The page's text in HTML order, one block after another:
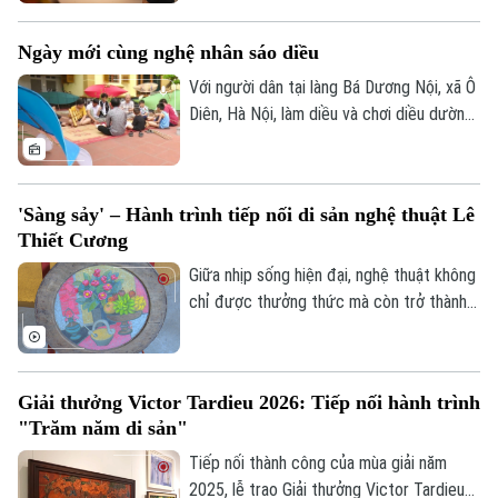
Điện ảnh
Thời trang
Âm nhạc
mỹ thuật Việt Nam là sơn mài và giấy dó.
Ngày mới cùng nghệ nhân sáo diều
Với người dân tại làng Bá Dương Nội, xã Ô
Diên, Hà Nội, làm diều và chơi diều dường
công lao của Nghệ nhân nhân dân Nguyễn
và đưa nghệ thuật chơi diều của Việt Nam
tới bạn bè quốc tế.
'Sàng sảy' – Hành trình tiếp nối di sản nghệ thuật Lê
Thiết Cương
Giữa nhịp sống hiện đại, nghệ thuật không
chỉ được thưởng thức mà còn trở thành
Concept thực hiện mang đến một hành
họa sĩ Lê Thiết Cương được tiếp nối bằng
góc nhìn sáng tạo của thế hệ trẻ.
Giải thưởng Victor Tardieu 2026: Tiếp nối hành trình
"Trăm năm di sản"
Tiếp nối thành công của mùa giải năm
2025, lễ trao Giải thưởng Victor Tardieu